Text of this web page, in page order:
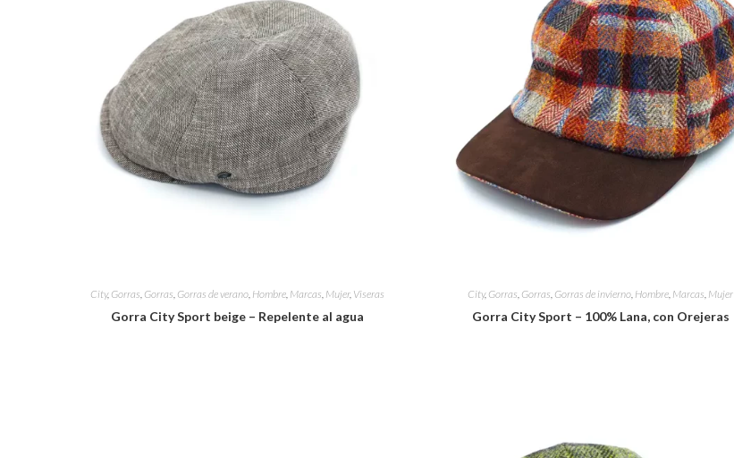
City, Gorras Gorras Gorras de verano, Hombre, Marcas Mujer, Viseras
Gorra City Sport beige – Repelente al agua
City, Gorras Gorras Gorras de invierno Hombre Marcas Mujer
Gorra City Sport – 100% Lana, con Orejeras